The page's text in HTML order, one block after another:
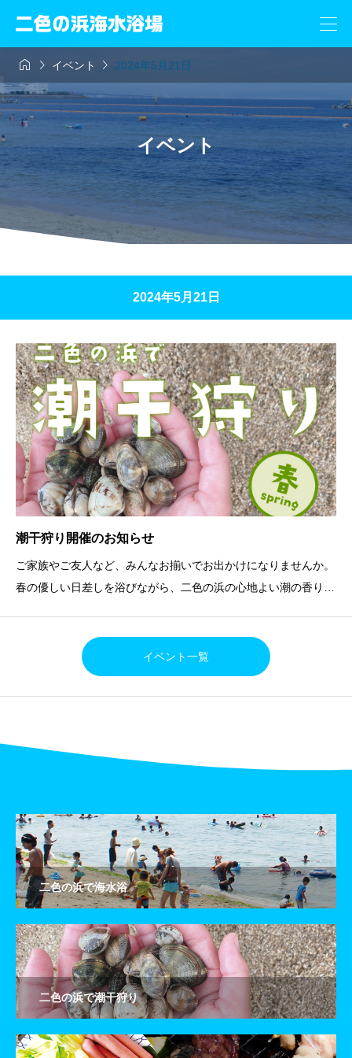
  イベント  2024年5月21日
イベント
2024年5月21日
潮干狩り開催のお知らせ
ご家族やご友人など、みんなお揃いでお出かけになりませんか。
春の優しい日差しを浴びながら、二色の浜の心地よい潮の香りに
持ち帰り頂けます。開催期間：2024年4月13日（
イベント一覧
二色の浜で海水浴
二色の浜で潮干狩り